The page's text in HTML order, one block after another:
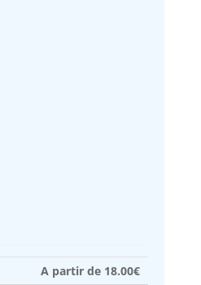
A partir de 18.00€